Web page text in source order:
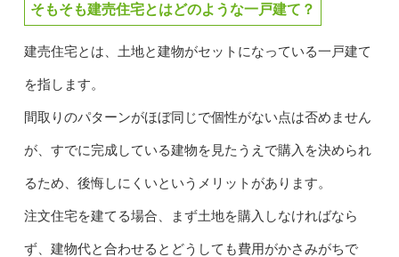
そもそも建売住宅とはどのような一戸建て？
建売住宅とは、土地と建物がセットになっている一戸建て
を指します。
間取りのパターンがほぼ同じで個性がない点は否めません
が、すでに完成している建物を見たうえで購入を決められ
るため、後悔しにくいというメリットがあります。
注文住宅を建てる場合、まず土地を購入しなければなら
ず、建物代と合わせるとどうしても費用がかさみがちで